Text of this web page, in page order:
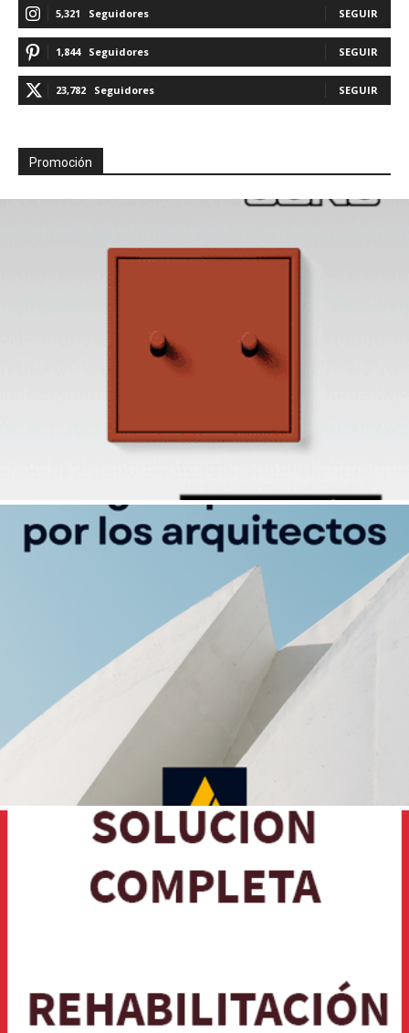
5,321 Seguidores SEGUIR
1,844 Seguidores SEGUIR
23,782 Seguidores SEGUIR
Promoción